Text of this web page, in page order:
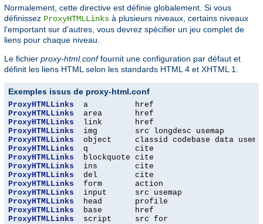
Normalement, cette directive est définie globalement. Si vous
définissez ProxyHTMLLinks à plusieurs niveaux, certains niveaux
l'emportant sur d'autres, vous devrez spécifier un jeu complet de
liens pour chaque niveau.
Le fichier proxy-html.conffournit une configuration par défaut et
définit les liens HTML selon les standards HTML 4 et XHTML 1.
Exemples issus de proxy-html.conf
ProxyHTMLLinks
ProxyHTMLLinks
ProxyHTMLLinks
ProxyHTMLLinks
ProxyHTMLLinks
ProxyHTMLLinks
ProxyHTMLLinks
ProxyHTMLLinks
ProxyHTMLLinks
ProxyHTMLLinks
ProxyHTMLLinks
ProxyHTMLLinks
ProxyHTMLLinks
ProxyHTMLLinks
  script     src for